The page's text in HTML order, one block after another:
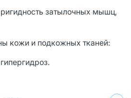
ригидность затылочных мышц,
кожи и подкожных тканей: